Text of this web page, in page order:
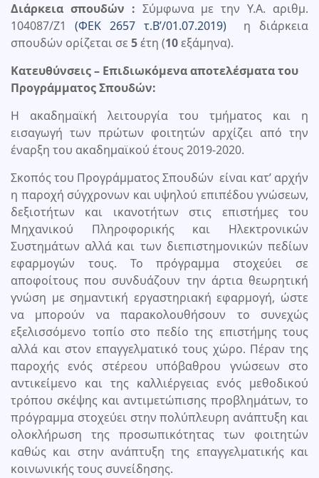
Διάρκεια σπουδών : Σύμφωνα με την Υ.Α. αριθμ.
104087/Ζ1 (ΦΕΚ 2657 τ.Β’/01.07.2019) η διάρκεια
σπουδών ορίζεται σε 5έτη (10εξάμηνα).
Κατευθύνσεις – Επιδιωκόμενα αποτελέσματα του
Προγράμματος Σπουδών:
Η ακαδηµαϊκή λειτουργία του τμήματος και η
εισαγωγή των πρώτων φοιτητών αρχίζει από την
έναρξη του ακαδηµαϊκού έτους 2019-2020.
Σκοπός του Προγράμματος Σπουδών είναι κατ’ αρχήν
η παροχή σύγχρονων και υψηλού επιπέδου γνώσεων,
δεξιοτήτων και ικανοτήτων στις επιστήμες του
Μηχανικού Πληροφορικής και Ηλεκτρονικών
Συστημάτων αλλά και των διεπιστημονικών πεδίων
εφαρμογών τους. Το πρόγραμμα στοχεύει σε
αποφοίτους που συνδυάζουν την άρτια θεωρητική
γνώση με σημαντική εργαστηριακή εφαρμογή, ώστε
να μπορούν να παρακολουθήσουν το συνεχώς
εξελισσόμενο τοπίο στο πεδίο της επιστήμης τους
αλλά και στον επαγγελματικό τους χώρο. Πέραν της
παροχής ενός στέρεου υπόβαθρου γνώσεων στο
αντικείμενο και της καλλιέργειας ενός μεθοδικού
τρόπου σκέψης και αντιμετώπισης προβλημάτων, το
πρόγραμμα στοχεύει στην πολύπλευρη ανάπτυξη και
ολοκλήρωση της προσωπικότητας των φοιτητών
καθώς και στην ανάπτυξη της επαγγελματικής και
κοινωνικής τους συνείδησης.